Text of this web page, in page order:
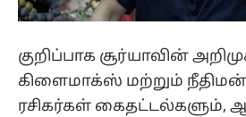
குறிப்பாக சூர்யாவின்
கிளைமாக்ஸ் மற்றும்
ரசிகர்கள் கைதட்டல்களும்,